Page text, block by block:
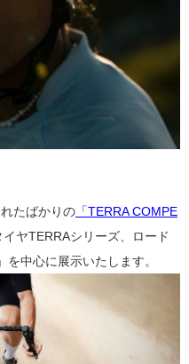
たばかりの 「TERRA COMPE
ヤTERRAシリーズ、ロード
中心に展示いたします。